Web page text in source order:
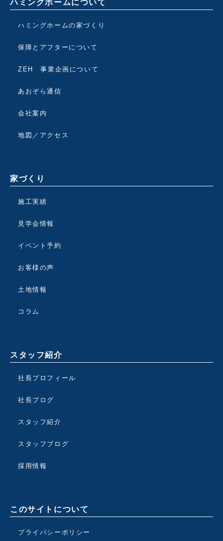
ハミングホームについて
ハミングホームの家づくり
保障とアフターについて
ZEH 事業企画について
あおぞら通信
会社案内
地図／アクセス
家づくり
施工実績
見学会情報
イベント予約
お客様の声
土地情報
コラム
スタッフ紹介
社長プロフィール
社長ブログ
スタッフ紹介
スタッフブログ
採用情報
このサイトについて
プライバシーポリシー